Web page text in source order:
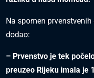
Na spomen
dodao:
– Prvenstvo je tek
preuzeo Rijeku imala je